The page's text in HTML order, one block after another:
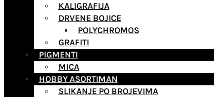
KALIGRAFIJA
DRVENE BOJICE
POLYCHROMOS
GRAFITI
PIGMENTI
MICA
HOBBY ASORTIMAN
SLIKANJE PO BROJEVIMA